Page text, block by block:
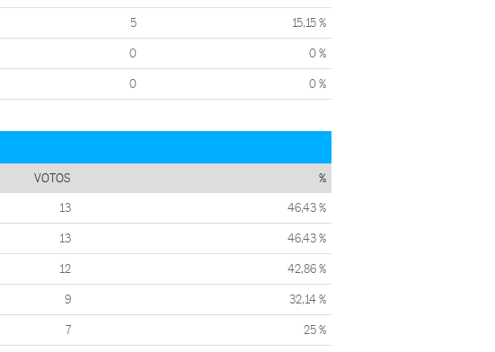
5 15,15 %
0 0 %
0 0 %
VOTOS %
13 46,43 %
13 46,43 %
12 42,86 %
9 32,14 %
7 25 %